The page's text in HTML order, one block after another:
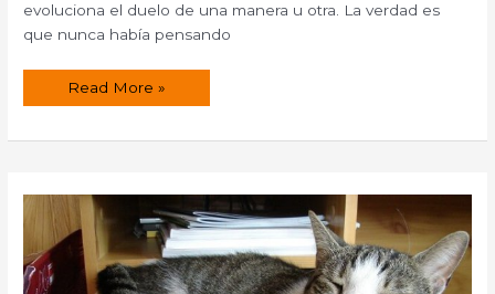
evoluciona el duelo de una manera u otra. La verdad es
que nunca había pensando
Aromaterapia
caso
duelo
Read More »